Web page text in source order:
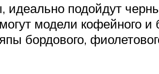
подойдут
модели кофейного и
бордового,